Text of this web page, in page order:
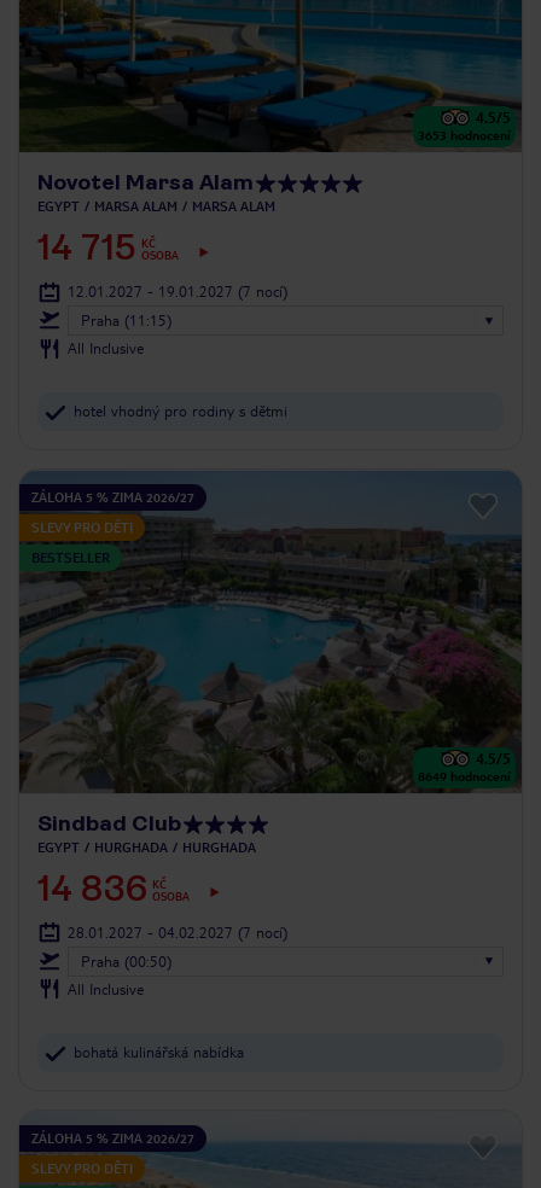
4.5/5
3653 hodnocení
Novotel Marsa Alam
EGYPT MARSA ALAM MARSA ALAM
14 715
KČ
OSOBA
12.01.2027 - 19.01.2027 (7 nocí)
Praha (11:15)
All Inclusive
hotel vhodný pro rodiny s dětmi
ZÁLOHA 5 % ZIMA 2026/27
SLEVY PRO DĚTI
BESTSELLER
4.5/5
8649 hodnocení
Sindbad Club
EGYPT HURGHADA HURGHADA
14 836 KČ
OSOBA
28.01.2027 - 04.02.2027 (7 nocí)
Praha (00:50)
All Inclusive
bohatá kulinářská nabídka
ZÁLOHA 5 % ZIMA 2026/27
SLEVY PRO DĚTI